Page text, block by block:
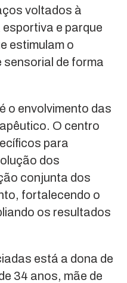
voltados à
e parque
estimulam o
sensorial de forma
o envolvimento das
O centro
para
dos
conjunta dos
fortalecendo o
os resultados
está a dona de
34 anos, mãe de